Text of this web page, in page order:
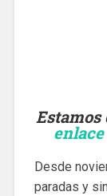
Estamos
enlace
Desde
paradas y